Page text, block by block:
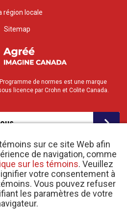
sur ce site Web afin
de navigation, comme
sur les témoins. Veuillez
votre consentement à
Vous pouvez refuser
les paramètres de votre
région locale
Sitemap
de normes est une marque
licence par Crohn et Colite Canada.
Politique de confidentialité